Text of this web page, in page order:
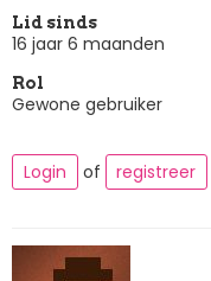
Lid sinds
16 jaar 6 maanden
Rol
Gewone gebruiker
Login of registreer